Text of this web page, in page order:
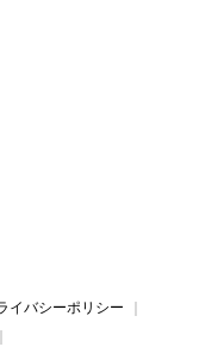
イバシーポリシー